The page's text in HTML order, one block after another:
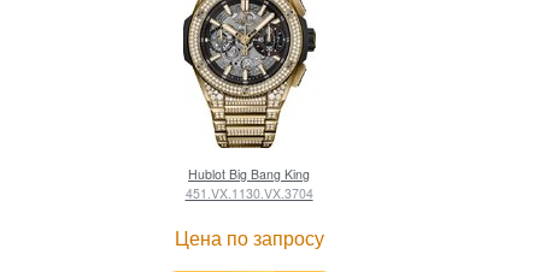
Hublot Big Bang King
451.VX.1130.VX.3704
Цена по запросу